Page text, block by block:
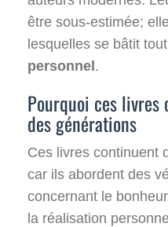
être sous-estimée;
lesquelles se bâtit tout
personnel.
Pourquoi ces livres
des générations
Ces livres continuent
car ils abordent des
concernant le
la réalisation